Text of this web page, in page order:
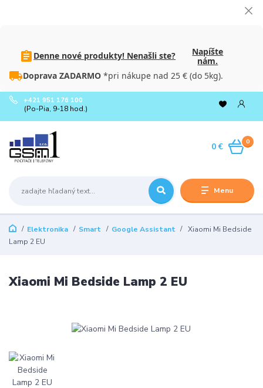
Denne nové produkty! Nenašli ste?
Napíšte
nám.
Doprava ZADARMO *pri nákupe nad 25 € (do 5kg).
Menu
+421 951 176 100
(Po-Pia, 9-18 hod.)
0
0 €
Elektronika Smart Google Assistant
Xiaomi Mi Bedside
Lamp 2 EU
Xiaomi Mi Bedside Lamp 2 EU